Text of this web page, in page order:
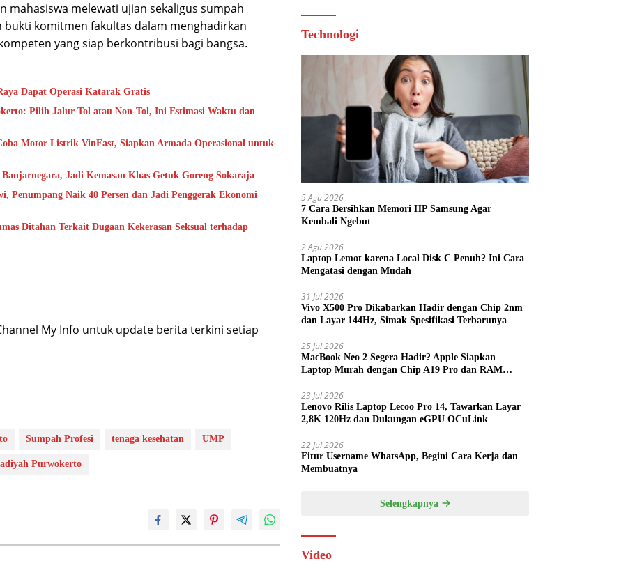
mahasiswa melewati ujian sekaligus sumpah
bukti komitmen fakultas dalam menghadirkan
yang siap berkontribusi bagi bangsa.
Dapat Operasi Katarak Gratis
Pilih Jalur Tol atau Non-Tol, Ini Estimasi Waktu dan
Motor Listrik VinFast, Siapkan Armada Operasional untuk
Jadi Kemasan Khas Getuk Goreng Sokaraja
Penumpang Naik 40 Persen dan Jadi Penggerak Ekonomi
Ditahan Terkait Dugaan Kekerasan Seksual terhadap
My Info untuk update berita terkini setiap
Sumpah Profesi tenaga kesehatan UMP
Purwokerto
Technologi
5 Agu 2026
7 Cara Bersihkan Memori HP Samsung Agar
Kembali Ngebut
2 Agu 2026
Laptop Lemot karena Local Disk C Penuh? Ini Cara
Mengatasi dengan Mudah
31 Jul 2026
Vivo X500 Pro Dikabarkan Hadir dengan Chip 2nm
dan Layar 144Hz, Simak Spesifikasi Terbarunya
25 Jul 2026
MacBook Neo 2 Segera Hadir? Apple Siapkan
Laptop Murah dengan Chip A19 Pro dan RAM
23 Jul 2026
Lenovo Rilis Laptop Lecoo Pro 14, Tawarkan Layar
2,8K 120Hz dan Dukungan eGPU OCuLink
22 Jul 2026
Fitur Username WhatsApp, Begini Cara Kerja dan
Membuatnya
Selengkapnya
Video